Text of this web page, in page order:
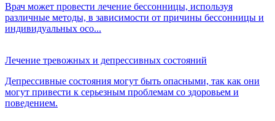
Врач может провести лечение бессонницы, используя
различные методы, в зависимости от причины бессонницы и
индивидуальных осо...
Лечение тревожных и депрессивных состояний
Депрессивные состояния могут быть опасными, так как они
могут привести к серьезным проблемам со здоровьем и
поведением.